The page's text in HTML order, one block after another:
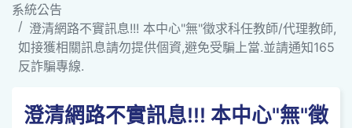
系統公告
澄清網路不實訊息!!! 本中心"無"徵求科任教師/代理教師,
如接獲相關訊息請勿提供個資,避免受騙上當.並請通知165
反詐騙專線.
澄清網路不實訊息!!! 本中心"無"徵